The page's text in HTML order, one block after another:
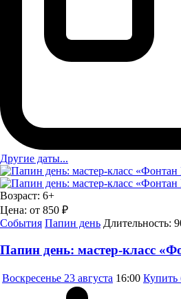
Другие даты...
Возраст: 6+
Цена: от 850 ₽
События Папин день Длительность:
Папин день: мастер-класс
Воскресенье 23 августа 16:00 Купить